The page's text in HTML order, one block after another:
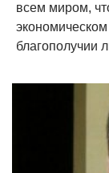
всем миром,
благополучии